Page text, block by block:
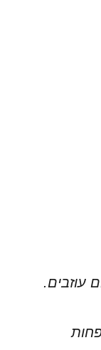
עוזבים.